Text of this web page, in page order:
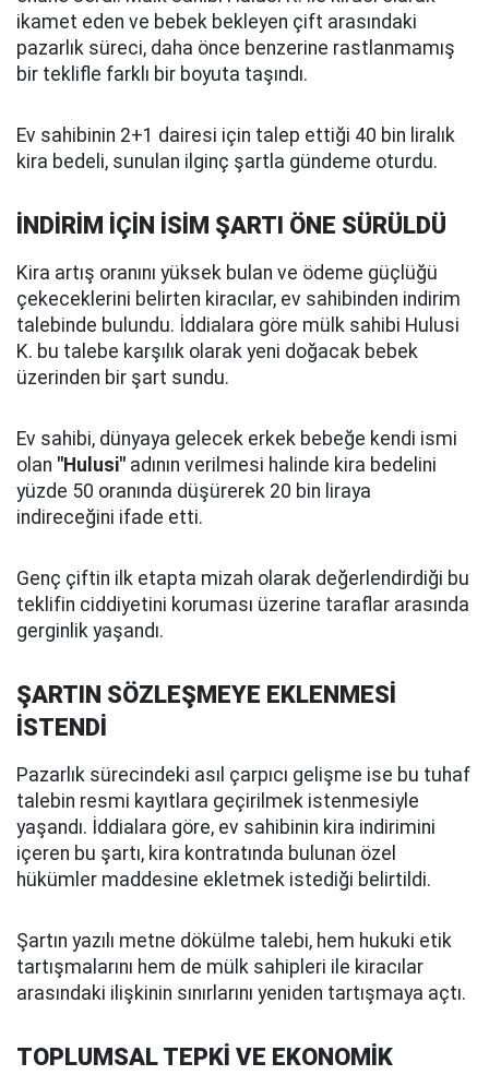
ikamet eden ve bebek bekleyen çift arasındaki
pazarlık süreci, daha önce benzerine rastlanmamış
bir teklifle farklı bir boyuta taşındı.
Ev sahibinin 2+1 dairesi için talep ettiği 40 bin liralık
kira bedeli, sunulan ilginç şartla gündeme oturdu.
İNDİRİM İÇİN İSİM ŞARTI ÖNE SÜRÜLDÜ
Kira artış oranını yüksek bulan ve ödeme güçlüğü
çekeceklerini belirten kiracılar, ev sahibinden indirim
talebinde bulundu. İddialara göre mülk sahibi Hulusi
K. bu talebe karşılık olarak yeni doğacak bebek
üzerinden bir şart sundu.
Ev sahibi, dünyaya gelecek erkek bebeğe kendi ismi
olan "Hulusi" adının verilmesi halinde kira bedelini
yüzde 50 oranında düşürerek 20 bin liraya
indireceğini ifade etti.
Genç çiftin ilk etapta mizah olarak değerlendirdiği bu
teklifin ciddiyetini koruması üzerine taraflar arasında
gerginlik yaşandı.
ŞARTIN SÖZLEŞMEYE EKLENMESİ
İSTENDİ
Pazarlık sürecindeki asıl çarpıcı gelişme ise bu tuhaf
talebin resmi kayıtlara geçirilmek istenmesiyle
yaşandı. İddialara göre, ev sahibinin kira indirimini
içeren bu şartı, kira kontratında bulunan özel
hükümler maddesine ekletmek istediği belirtildi.
Şartın yazılı metne dökülme talebi, hem hukuki etik
tartışmalarını hem de mülk sahipleri ile kiracılar
arasındaki ilişkinin sınırlarını yeniden tartışmaya açtı.
TOPLUMSAL TEPKİ VE EKONOMİK